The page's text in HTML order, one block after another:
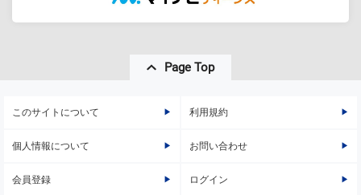
Page Top
このサイトについて 利用規約
個人情報について お問い合わせ
会員登録 ログイン